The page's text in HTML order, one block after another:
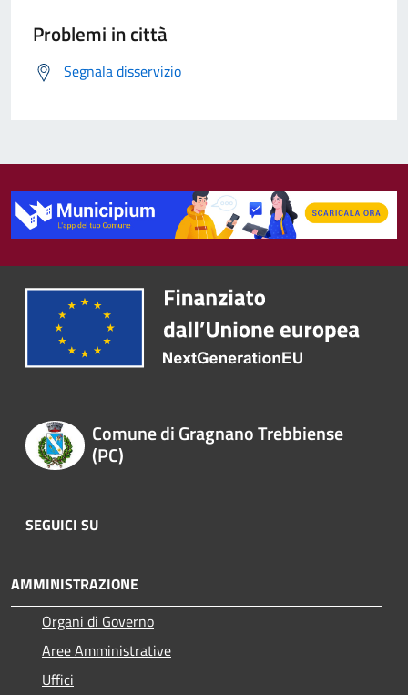
Problemi in città
Segnala disservizio
Comune di Gragnano Trebbiense
(PC)
SEGUICI SU
AMMINISTRAZIONE
Organi di Governo
Aree Amministrative
Uffici